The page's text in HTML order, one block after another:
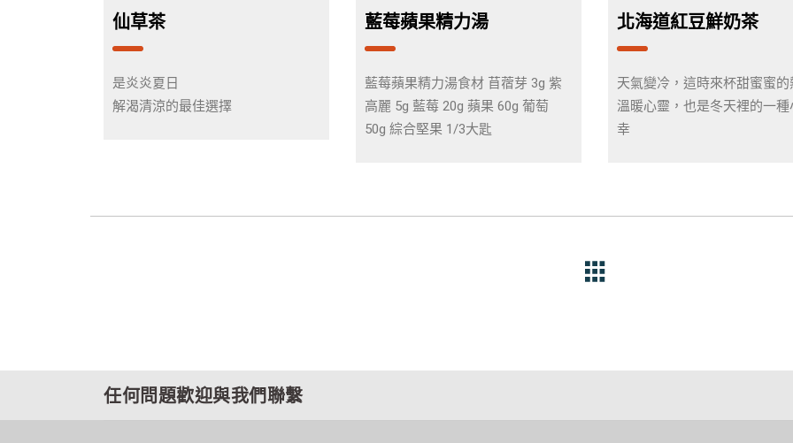
仙草茶
是炎炎夏日
解渴清涼的最佳選擇
藍莓蘋果精力湯
藍莓蘋果精力湯食材 苜蓿芽 3g 紫
高麗 5g 藍莓 20g 蘋果 60g 葡萄
50g 綜合堅果 1/3大匙
北海道紅豆鮮奶茶
天氣變冷，這時來杯甜蜜蜜的
溫暖心靈，也是冬天裡的一種
幸
任何問題歡迎與我們聯繫